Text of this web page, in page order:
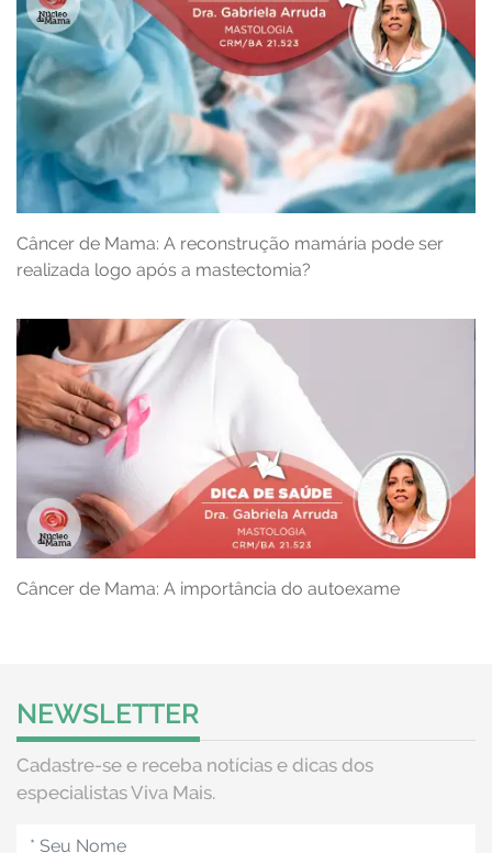
Câncer de Mama: A reconstrução mamária pode ser
realizada logo após a mastectomia?
Câncer de Mama: A importância do autoexame
NEWSLETTER
Cadastre-se e receba notícias e dicas dos
especialistas Viva Mais.